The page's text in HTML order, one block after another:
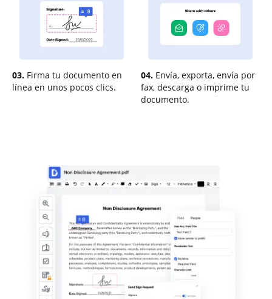
03. Firma tu documento en
línea en unos pocos clics.
04. Envía, exporta, envía por
fax, descarga o imprime tu
documento.